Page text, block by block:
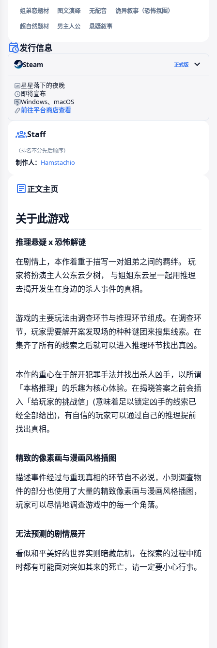
正文主页
关于此游戏
推理悬疑 x 恐怖解谜
在剧情上，本作着重于描写一对姐弟之间的羁绊。 玩
家将扮演主人公东云夕树， 与姐姐东云星一起用推理
去揭开发生在身边的杀人事件的真相。
游戏的主要玩法由调查环节与推理环节组成。在调查环
节，玩家需要解开案发现场的种种谜团来搜集线索。在
集齐了所有的线索之后就可以进入推理环节找出真凶。
本作的重心在于解开犯罪手法并找出杀人凶手，以所谓
「本格推理」的乐趣为核心体验。在揭晓答案之前会插
入「给玩家的挑战信」(意味着足以锁定凶手的线索已
经全部给出)，有自信的玩家可以通过自己的推理提前
找出真相。
精致的像素画与漫画风格插图
描述事件经过与重现真相的环节自不必说，小到调查物
件的部分也使用了大量的精致像素画与漫画风格插图，
玩家可以尽情地调查游戏中的每一个角落。
无法预测的剧情展开
看似和平美好的世界实则暗藏危机，在探索的过程中随
时都有可能面对突如其来的死亡，请一定要小心行事。
姐弟恋题材
图文演绎 无配音
诡异叙事（恐怖氛围）
超自然题材
男主人公 悬疑叙事
发行信息
Steam 正式版
星星落下的夜晚
即将宣布
Windows、macOS
前往平台商店查看
Staff
（排名不分先后顺序）
制作人： Hamstachio